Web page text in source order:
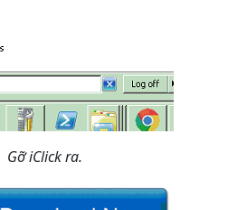
Gỡ iClick ra.